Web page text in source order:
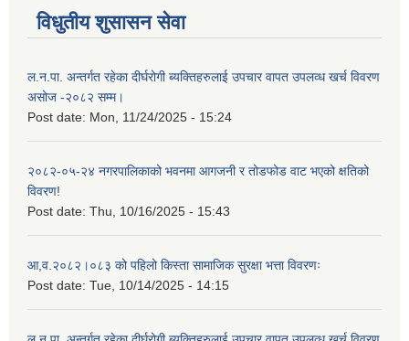
विधुतीय शुसासन सेवा
ल.न.पा. अन्तर्गत रहेका दीर्घरोगी ब्यक्तिहरुलाई उपचार वापत उपलव्ध खर्च विवरण
असोज -२०८२ सम्म।
Post date: Mon, 11/24/2025 - 15:24
२०८२-०५-२४ नगरपालिकाको भवनमा आगजनी र तोडफोड वाट भएको क्षतिको
विवरण!
Post date: Thu, 10/16/2025 - 15:43
आ,व.२०८२।०८३ को पहिलो किस्ता सामाजिक सुरक्षा भत्ता विवरणः
Post date: Tue, 10/14/2025 - 14:15